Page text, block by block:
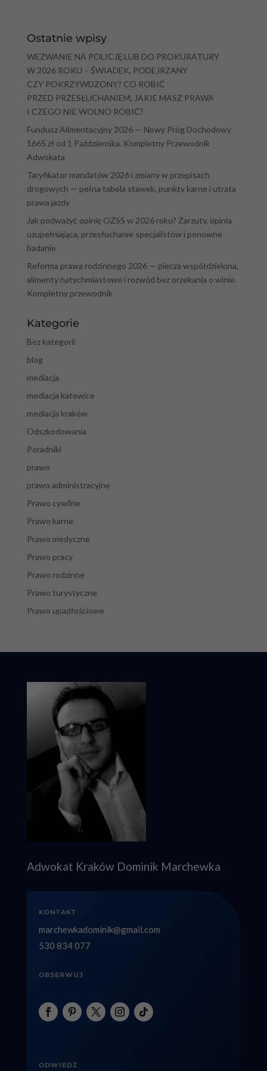
Ostatnie wpisy
WEZWANIE NA POLICJĘ LUB DO PROKURATURY
W 2026 ROKU – ŚWIADEK, PODEJRZANY
CZY POKRZYWDZONY? CO ROBIĆ
PRZED PRZESŁUCHANIEM, JAKIE MASZ PRAWA
I CZEGO NIE WOLNO ROBIĆ?
Fundusz Alimentacyjny 2026 — Nowy Próg Dochodowy
1665 zł od 1 Października. Kompletny Przewodnik
Adwokata
Taryfikator mandatów 2026 i zmiany w przepisach
drogowych — pełna tabela stawek, punkty karne i utrata
prawa jazdy
Jak podważyć opinię OZSS w 2026 roku? Zarzuty, opinia
uzupełniająca, przesłuchanie specjalistów i ponowne
badanie
Reforma prawa rodzinnego 2026 — piecza współdzielona,
alimenty natychmiastowe i rozwód bez orzekania o winie.
Kompletny przewodnik
Kategorie
Bez kategorii
blog
mediacja
mediacja katowice
mediacja kraków
Odszkodowania
Poradniki
prawo
prawo administracyjne
Prawo cywilne
Prawo karne
Prawo medyczne
Prawo pracy
Prawo rodzinne
Prawo turystyczne
Prawo upadłościowe
Adwokat Kraków Dominik Marchewka
KONTAKT
marchewkadominik@gmail.com
530 834 077
OBSERWUJ
ODWIEDŹ